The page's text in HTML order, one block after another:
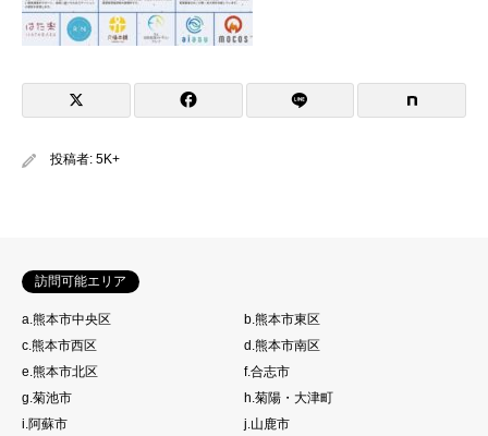
投稿者: 5K+
訪問可能エリア
a.熊本市中央区
b.熊本市東区
c.熊本市西区
d.熊本市南区
e.熊本市北区
f.合志市
g.菊池市
h.菊陽・大津町
i.阿蘇市
j.山鹿市